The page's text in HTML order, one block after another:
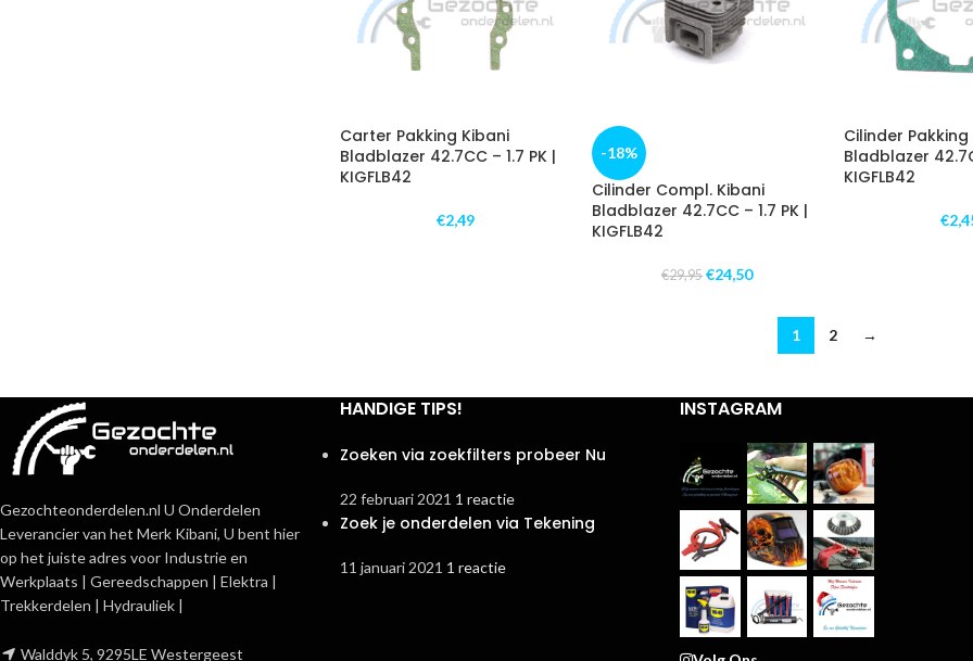
Carter Pakking Kibani
Bladblazer 42.7CC – 1.7 PK |
KIGFLB42
€2,49
-18%
Cilinder Compl. Kibani
Bladblazer 42.7CC – 1.7 PK |
KIGFLB42
€29,95 €24,50
Cilinder
Bladblazer
KIGFLB42
€
1 2 →
Gezochteonderdelen.nl U Onderdelen
Leverancier van het Merk Kibani, U bent hier
op het juiste adres voor Industrie en
Werkplaats | Gereedschappen | Elektra |
Trekkerdelen | Hydrauliek |
Walddyk 5, 9295LE Westergeest
HANDIGE TIPS!
Zoeken via zoekfilters probeer Nu
22 februari 2021 1 reactie
Zoek je onderdelen via Tekening
11 januari 2021 1 reactie
INSTAGRAM